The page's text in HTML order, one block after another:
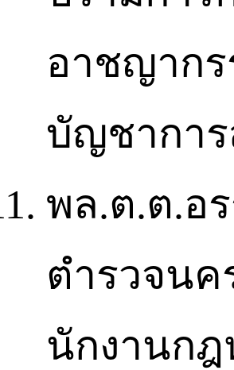
อาชญากร
บัญชากา
พล.ต.ต.อ
ตำรวจนค
นักงานก